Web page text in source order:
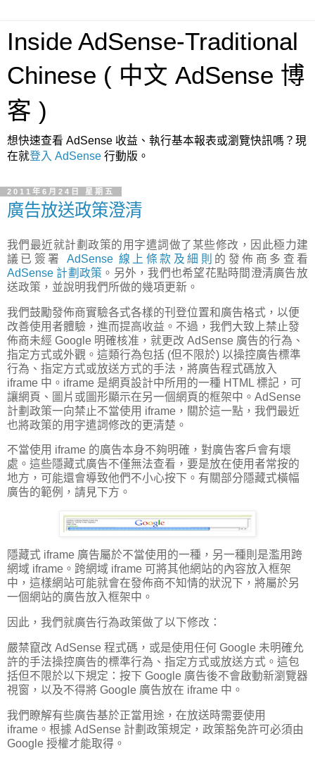
Inside AdSense-Traditional
Chinese ( 中文 AdSense 博
客 )
想快速查看 AdSense 收益、執行基本報表或瀏覽快訊嗎？現
在就登入 AdSense 行動版。
2011年6月24日 星期五
廣告放送政策澄清
我們最近就計劃政策的用字遣詞做了某些修改，因此極力建
議已簽署
AdSense 線上條款及細則 的發佈商多查看
AdSense 計劃政策 。另外，我們也希望花點時間澄清廣告放
送政策，並說明我們所做的幾項更新。
我們鼓勵發佈商實驗各式各樣的刊登位置和廣告格式，以便
改善使用者體驗，進而提高收益。不過，我們大致上禁止發
佈商未經 Google 明確核准，就更改 AdSense 廣告的行為、
指定方式或外觀。這類行為包括 (但不限於) 以操控廣告標準
行為、指定方式或放送方式的手法，將廣告程式碼放入
iframe 中。 iframe 是網頁設計中所用的一種 HTML 標記，可
讓網頁、圖片或圖形顯示在另一個網頁的框架中。 AdSense
計劃政策一向禁止不當使用 iframe ，關於這一點，我們最近
也將政策的用字遣詞修改的更清楚。
不當使用 iframe 的廣告本身不夠明確，對廣告客戶會有壞
處。這些隱藏式廣告不僅無法查看，要是放在使用者常按的
地方，可能還會導致他們不小心按下。有關部分隱藏式橫幅
廣告的範例，請見下方。
隱藏式 iframe 廣告屬於不當使用的一種，另一種則是濫用跨
網域 iframe 。跨網域 iframe 可將其他網站的內容放入框架
中，這樣網站可能就會在發佈商不知情的狀況下，將屬於另
一個網站的廣告放入框架中。
因此，我們就廣告行為政策做了以下修改：
嚴禁竄改 AdSense 程式碼，或是使用任何 Google 未明確允
許的手法操控廣告的標準行為、指定方式或放送方式。這包
括但不限於以下規定：按下 Google 廣告後不會啟動新瀏覽器
視窗，以及不得將 Google 廣告放在 iframe 中。
我們瞭解有些廣告基於正當用途，在放送時需要使用
iframe 。根據 AdSense 計劃政策規定，政策豁免許可必須由
Google 授權才能取得。